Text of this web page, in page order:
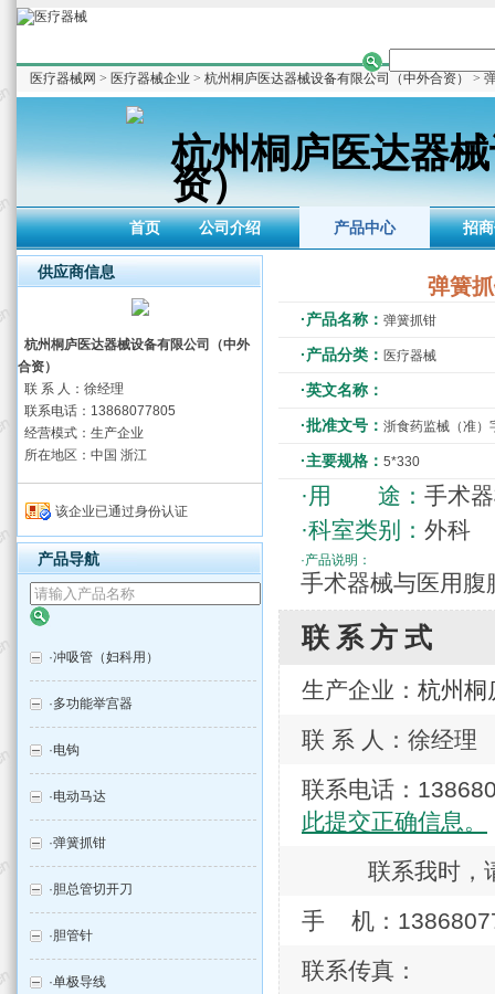
医疗器械网 > 医疗器械企业 > 杭州桐庐医达器械设备有限公司（中外合资） >
杭州桐庐医达器
资）
首页 公司介绍 产品中心 招
弹簧
·产品名称： 弹簧抓钳
·产品分类： 医疗器械
·英文名称：
·批准文号： 浙食药监械（准）
·主要规格： 5*330
·用 途： 手术
·科室类别： 外科
·产品说明：
手术器械与医用腹
联系方式
生产企业： 杭州桐
联 系 人：徐经理
联系电话：
此提交正确信息。
联系我时，
手 机：
联系传真：
供应商信息
杭州桐庐医达器械设备有限公司（中外
合资）
联 系 人：徐经理
联系电话：13868077805
经营模式：生产企业
所在地区：中国 浙江
该企业已通过身份认证
产品导航
·冲吸管（妇科用）
·多功能举宫器
·电钩
·电动马达
·弹簧抓钳
·胆总管切开刀
·胆管针
·单极导线